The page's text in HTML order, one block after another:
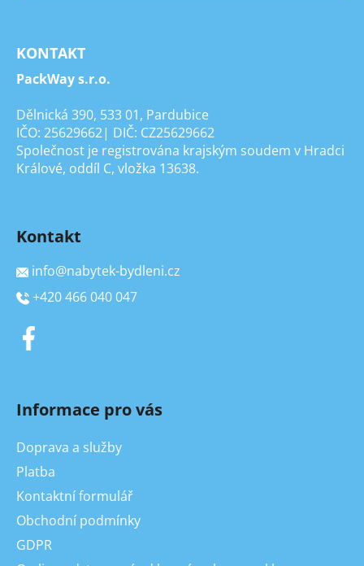
KONTAKT
PackWay s.r.o.
Dělnická 390, 533 01, Pardubice
IČO: 25629662| DIČ: CZ25629662
Společnost je registrována krajským soudem v Hradci
Králové, oddíl C, vložka 13638.
Kontakt
info@nabytek-bydleni.cz
+420 466 040 047
Informace pro vás
Doprava a služby
Platba
Kontaktní formulář
Obchodní podmínky
GDPR